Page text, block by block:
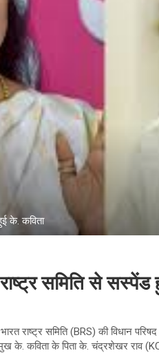
के. कविता
राष्ट्र समिति से
राष्ट्र समिति (BRS) की विधान
के. कविता के पिता के. चंद्रशेखर राव